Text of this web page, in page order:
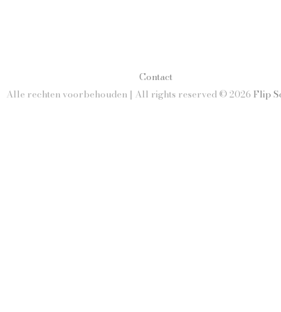
Contact
Alle rechten voorbehouden | All rights reserved © 2026 Flip